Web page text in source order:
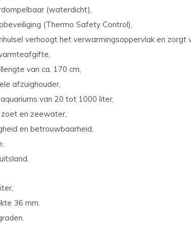
(waterdicht),
(Thermo Safety Control),
verhoogt het verwarmingsoppervlak en zorgt
van ca. 170 cm,
afzuighouder,
van 20 tot 1000 liter,
en zeewater,
en betrouwbaarheid,
36 mm.